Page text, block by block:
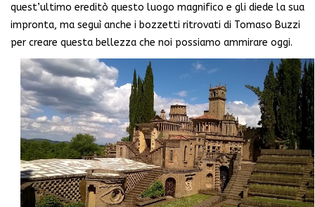
quest’ultimo ereditò questo luogo magnifico e gli diede la sua
impronta, ma seguì anche i bozzetti ritrovati di Tomaso Buzzi
per creare questa bellezza che noi possiamo ammirare oggi.